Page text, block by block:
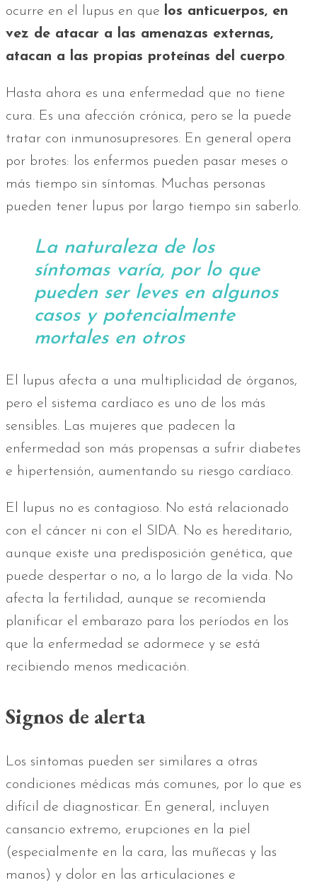
ocurre en el lupus en que
los anticuerpos, en
vez de atacar a las amenazas externas,
atacan a las propias proteínas del cuerpo.
Hasta ahora es una enfermedad que no tiene
cura. Es una afección crónica, pero se la puede
tratar con inmunosupresores. En general opera
por brotes: los enfermos pueden pasar meses o
más tiempo sin síntomas. Muchas personas
pueden tener lupus por largo tiempo sin saberlo.
La naturaleza de los
síntomas varía, por lo que
pueden ser leves en algunos
casos y potencialmente
mortales en otros
El lupus afecta a una multiplicidad de órganos,
pero el sistema cardíaco es uno de los más
sensibles. Las mujeres que padecen la
enfermedad son más propensas a sufrir diabetes
e hipertensión, aumentando su riesgo cardíaco.
El lupus no es contagioso. No está relacionado
con el cáncer ni con el SIDA. No es hereditario,
aunque existe una predisposición genética, que
puede despertar o no, a lo largo de la vida. No
afecta la fertilidad, aunque se recomienda
planificar el embarazo para los períodos en los
que la enfermedad se adormece y se está
recibiendo menos medicación.
Signos de alerta
Los síntomas pueden ser similares a otras
condiciones médicas más comunes, por lo que es
difícil de diagnosticar. En general, incluyen
cansancio extremo, erupciones en la piel
(especialmente en la cara, las muñecas y las
manos) y dolor en las articulaciones e